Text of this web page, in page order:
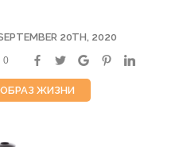
20TH, 2020
0
ЖИЗНИ